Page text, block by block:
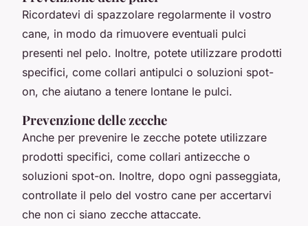
Ricordatevi di spazzolare regolarmente il vostro
cane, in modo da rimuovere eventuali pulci
presenti nel pelo. Inoltre, potete utilizzare prodotti
specifici, come collari antipulci o soluzioni spot-
on, che aiutano a tenere lontane le pulci.
Prevenzione delle zecche
Anche per prevenire le zecche potete utilizzare
prodotti specifici, come collari antizecche o
soluzioni spot-on. Inoltre, dopo ogni passeggiata,
controllate il pelo del vostro cane per accertarvi
che non ci siano zecche attaccate.